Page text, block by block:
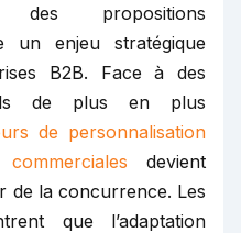
des propositions
un enjeu stratégique
B2B. Face à des
de plus en plus
de personnalisation
devient
de la concurrence. Les
que l’adaptation